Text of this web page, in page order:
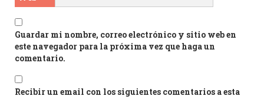
Guardar mi nombre, correo electrónico y sitio web en
este navegador para la próxima vez que haga un
comentario.
Recibir un email con los siguientes comentarios a esta